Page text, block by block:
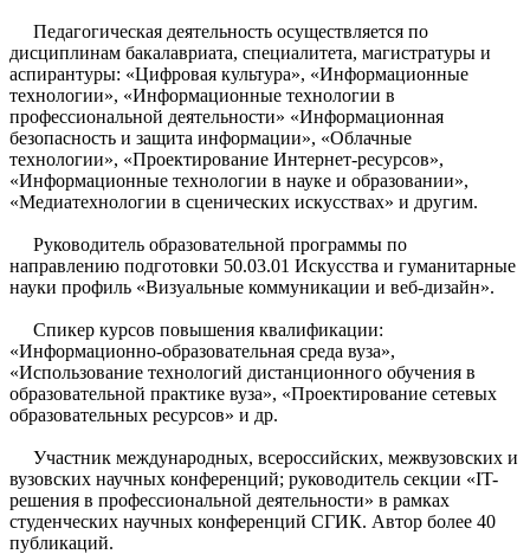
Педагогическая деятельность осуществляется по
дисциплинам бакалавриата, специалитета, магистратуры и
аспирантуры: «Цифровая культура», «Информационные
технологии», «Информационные технологии в
профессиональной деятельности» «Информационная
безопасность и защита информации», «Облачные
технологии», «Проектирование Интернет-ресурсов»,
«Информационные технологии в науке и образовании»,
«Медиатехнологии в сценических искусствах» и другим.
Руководитель образовательной программы по
направлению подготовки 50.03.01 Искусства и гуманитарные
науки профиль «Визуальные коммуникации и веб-дизайн».
Спикер курсов повышения квалификации:
«Информационно-образовательная среда вуза»,
«Использование технологий дистанционного обучения в
образовательной практике вуза», «Проектирование сетевых
образовательных ресурсов» и др.
Участник международных, всероссийских, межвузовских и
вузовских научных конференций; руководитель секции «IT-
решения в профессиональной деятельности» в рамках
студенческих научных конференций СГИК. Автор более 40
публикаций.